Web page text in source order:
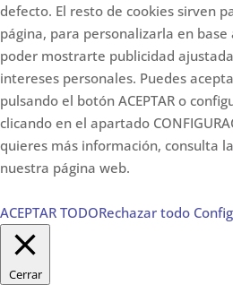
defecto. El resto de cookies sirven
página, para personalizarla en
poder mostrarte publicidad
intereses personales. Puedes
pulsando el botón ACEPTAR o
clicando en el apartado
quieres más información, consulta la
nuestra página web.
ACEPTAR TODORechazar todo
Cerrar